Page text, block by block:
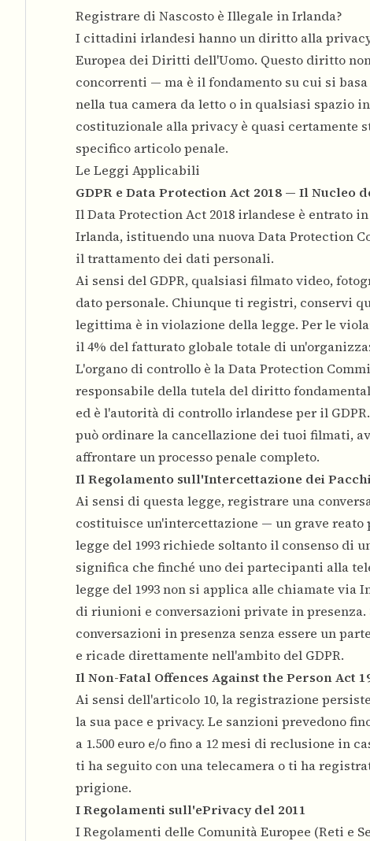
Registrare di Nascosto è Illegale in Irlanda?
I cittadini irlandesi hanno un diritto alla
Europea dei Diritti dell'Uomo. Questo diritto
concorrenti — ma è il fondamento su cui si
nella tua camera da letto o in qualsiasi spazio
costituzionale alla privacy è quasi certamente
specifico articolo penale.
Le Leggi Applicabili
GDPR e Data Protection Act 2018 — Il
Il Data Protection Act 2018 irlandese è entrato
Irlanda, istituendo una nuova Data Protection
il trattamento dei dati personali.
Ai sensi del GDPR, qualsiasi filmato video,
dato personale. Chiunque ti registri, conservi
legittima è in violazione della legge. Per le
il 4% del fatturato globale totale di
L'organo di controllo è la Data Protection
responsabile della tutela del diritto
ed è l'autorità di controllo irlandese per il
può ordinare la cancellazione dei tuoi filmati,
affrontare un processo penale completo.
Il Regolamento sull'Intercettazione dei
Ai sensi di questa legge, registrare una
costituisce un'intercettazione — un grave
legge del 1993 richiede soltanto il consenso di
significa che finché uno dei partecipanti alla
legge del 1993 non si applica alle chiamate
di riunioni e conversazioni private in presenza.
conversazioni in presenza senza essere un
e ricade direttamente nell'ambito del GDPR.
Il Non-Fatal Offences Against the Person Act
Ai sensi dell'articolo 10, la registrazione
la sua pace e privacy. Le sanzioni prevedono
a 1.500 euro e/o fino a 12 mesi di reclusione in
ti ha seguito con una telecamera o ti ha
prigione.
I Regolamenti sull'ePrivacy del 2011
I Regolamenti delle Comunità Europee (Reti e